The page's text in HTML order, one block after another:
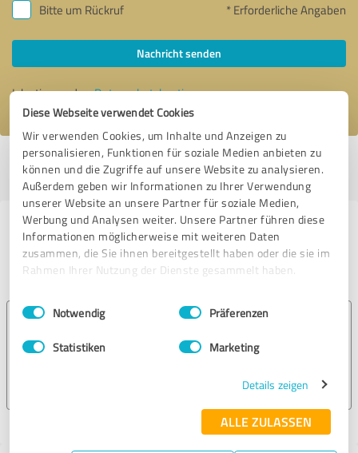
Diese Webseite verwendet Cookies
Wir verwenden Cookies, um Inhalte und Anzeigen zu
personalisieren, Funktionen für soziale Medien anbieten zu
können und die Zugriffe auf unsere Website zu analysieren.
Außerdem geben wir Informationen zu Ihrer Verwendung
unserer Website an unsere Partner für soziale Medien,
Werbung und Analysen weiter. Unsere Partner führen diese
Informationen möglicherweise mit weiteren Daten
zusammen, die Sie ihnen bereitgestellt haben oder die sie im
Rahmen Ihrer Nutzung der Dienste gesammelt haben.
Impressum Datenschutzbestimmungen
Einwilligungsauswahl
Notwendig Präferenzen
Statistiken Marketing
Details zeigen
ALLE ZULASSEN
Bitte um Rückruf * Erforderliche Angaben
Nachricht senden
Ich stimme denDatenschutzbestimmungenzu.
Profil aktiv seit 13.03.2017 | Letzte Aktualisierung: 27.05.2025
melden
Erfahrungen zu weiteren
Anbietern aus dem Bereich
Onlineshops
Avaloid GmbH